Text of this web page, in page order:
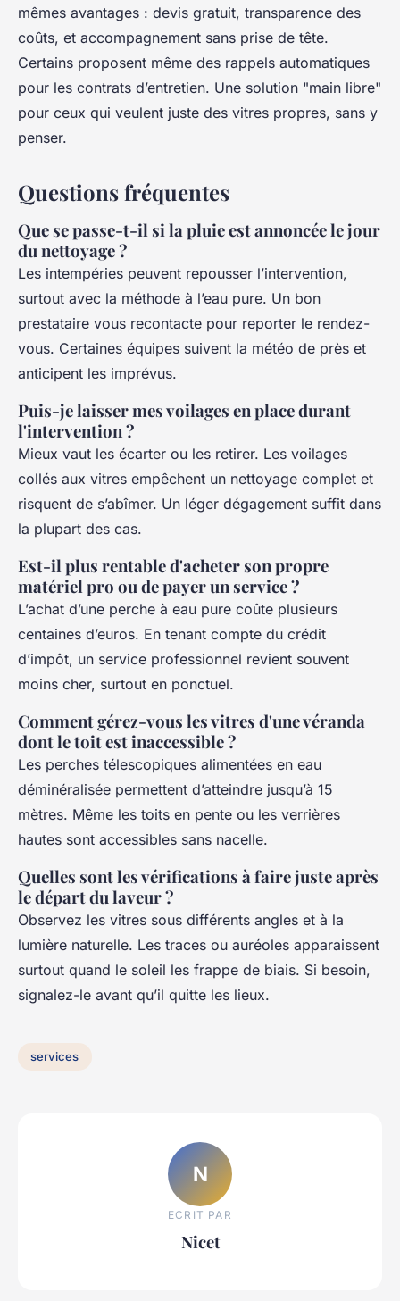
mêmes avantages : devis gratuit, transparence des
coûts, et accompagnement sans prise de tête.
Certains proposent même des rappels automatiques
pour les contrats d’entretien. Une solution "main libre"
pour ceux qui veulent juste des vitres propres, sans y
penser.
Questions fréquentes
Que se passe-t-il si la pluie est annoncée le jour
du nettoyage ?
Les intempéries peuvent repousser l’intervention,
surtout avec la méthode à l’eau pure. Un bon
prestataire vous recontacte pour reporter le rendez-
vous. Certaines équipes suivent la météo de près et
anticipent les imprévus.
Puis-je laisser mes voilages en place durant
l'intervention ?
Mieux vaut les écarter ou les retirer. Les voilages
collés aux vitres empêchent un nettoyage complet et
risquent de s’abîmer. Un léger dégagement suffit dans
la plupart des cas.
Est-il plus rentable d'acheter son propre
matériel pro ou de payer un service ?
L’achat d’une perche à eau pure coûte plusieurs
centaines d’euros. En tenant compte du crédit
d’impôt, un service professionnel revient souvent
moins cher, surtout en ponctuel.
Comment gérez-vous les vitres d'une véranda
dont le toit est inaccessible ?
Les perches télescopiques alimentées en eau
déminéralisée permettent d’atteindre jusqu’à 15
mètres. Même les toits en pente ou les verrières
hautes sont accessibles sans nacelle.
Quelles sont les vérifications à faire juste après
le départ du laveur ?
Observez les vitres sous différents angles et à la
lumière naturelle. Les traces ou auréoles apparaissent
surtout quand le soleil les frappe de biais. Si besoin,
signalez-le avant qu’il quitte les lieux.
services
N
ECRIT PAR
Nicet